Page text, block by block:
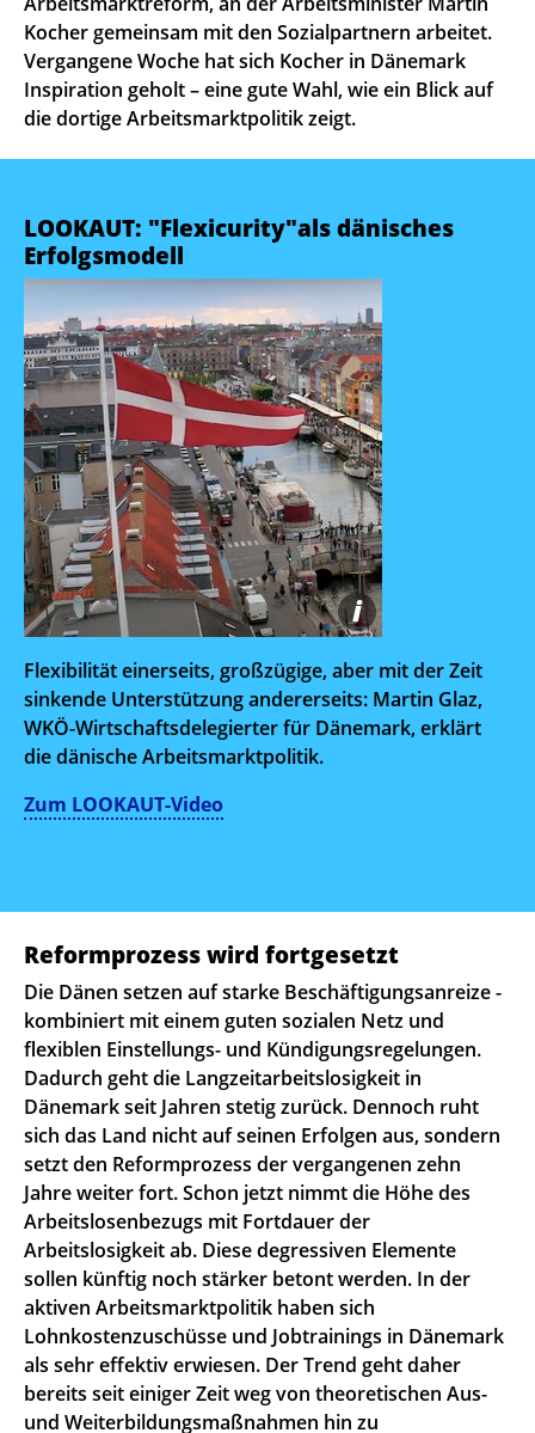
Kocher gemeinsam mit den Sozialpartnern arbeitet.
Vergangene Woche hat sich Kocher in Dänemark
Inspiration geholt – eine gute Wahl, wie ein Blick auf
die dortige Arbeitsmarktpolitik zeigt.
LOOKAUT: "Flexicurity"als dänisches
Erfolgsmodell
i
Flexibilität einerseits, großzügige, aber mit der Zeit
sinkende Unterstützung andererseits: Martin Glaz,
WKÖ-Wirtschaftsdelegierter für Dänemark, erklärt
die dänische Arbeitsmarktpolitik.
Zum LOOKAUT-Video
Reformprozess wird fortgesetzt
Die Dänen setzen auf starke Beschäftigungsanreize -
kombiniert mit einem guten sozialen Netz und
flexiblen Einstellungs- und Kündigungsregelungen.
Dadurch geht die Langzeitarbeitslosigkeit in
Dänemark seit Jahren stetig zurück. Dennoch ruht
sich das Land nicht auf seinen Erfolgen aus, sondern
setzt den Reformprozess der vergangenen zehn
Jahre weiter fort. Schon jetzt nimmt die Höhe des
Arbeitslosenbezugs mit Fortdauer der
Arbeitslosigkeit ab. Diese degressiven Elemente
sollen künftig noch stärker betont werden. In der
aktiven Arbeitsmarktpolitik haben sich
Lohnkostenzuschüsse und Jobtrainings in Dänemark
als sehr effektiv erwiesen. Der Trend geht daher
bereits seit einiger Zeit weg von theoretischen Aus-
und Weiterbildungsmaßnahmen hin zu